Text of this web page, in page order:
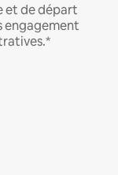
et de départ
engagement